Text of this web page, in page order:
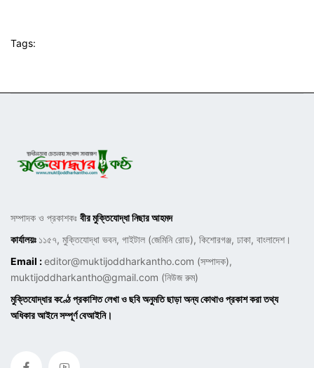
Tags:
সম্পাদক ও প্রকাশকঃ বীর মুক্তিযোদ্ধা নিছার আহমদ
কার্যালয়ঃ ১১৫৭, মুক্তিযোদ্ধা ভবন, গাইটাল (জেমিনি রোড), কিশোরগঞ্জ, ঢাকা, বাংলাদেশ।
Email :editor@muktijoddharkantho.com (সম্পাদক),
muktijoddharkantho@gmail.com (নিউজ রুম)
মুক্তিযোদ্ধার কণ্ঠে প্রকাশিত লেখা ও ছবি অনুমতি ছাড়া অন্য কোথাও প্রকাশ করা তথ্য
অধিকার আইনে সম্পূর্ণ বেআইনি।